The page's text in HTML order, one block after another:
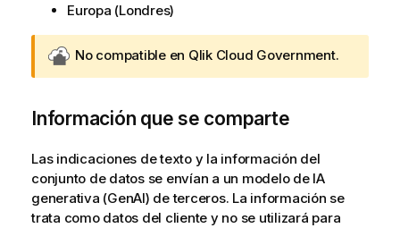
Europa (Londres)
G
o
n
t
e
-
n
No compatible en Qlik Cloud Government.
Información que se comparte
Las indicaciones de texto y la información del
conjunto de datos se envían a un modelo de IA
generativa (GenAI) de terceros. La información se
trata como datos del cliente y no se utilizará para